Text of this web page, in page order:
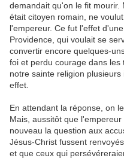
demandait qu'on le fit mourir.
était citoyen romain, ne
l'empereur. Ce fut l'effet
Providence, qui voulait se
convertir encore quelques-
foi et perdu courage dans
notre sainte religion
effet.
En attendant la réponse, on
Mais, aussitôt que
nouveau la question aux
Jésus-Christ fussent
et que ceux qui